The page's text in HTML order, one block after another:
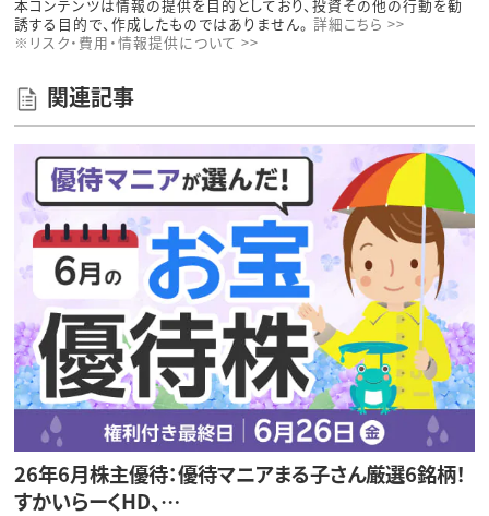
本コンテンツは情報の提供を目的としており、投資その他の行動を勧
誘する目的で、作成したものではありません。 詳細こちら >>
※リスク・費用・情報提供について >>
関連記事
26年6月株主優待：優待マニアまる子さん厳選6銘柄！
すかいらーくHD、…